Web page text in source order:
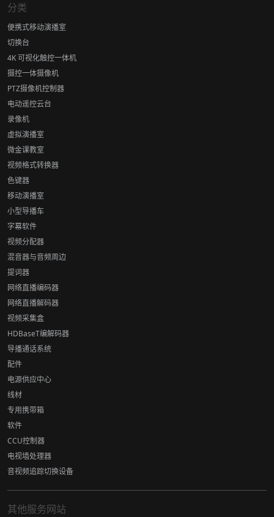
分类
便携式移动演播室
切换台
4K 可视化触控一体机
摄控一体摄像机
PTZ摄像机控制器
电动遥控云台
录像机
虚拟演播室
微金课教室
视频格式转换器
色键器
移动演播室
小型导播车
字幕软件
视频分配器
混音器与音频周边
提词器
网络直播编码器
网络直播解码器
视频采集盒
HDBaseT编解码器
导播通话系统
配件
电源供应中心
线材
专用携带箱
软件
CCU控制器
电视墙处理器
音视频追踪切换设备
其他服务网站